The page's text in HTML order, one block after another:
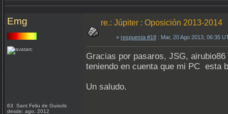
Emg
63 Sant Feliu de Guixols
desde: ago, 2012
re.: Júpiter : Oposición 2013-2014
« respuesta #18 : Mar, 20 Ago 2013, 06:35
Gracias por pasaros, JSG,
teniendo en cuenta que mi PC esta
Un saludo.